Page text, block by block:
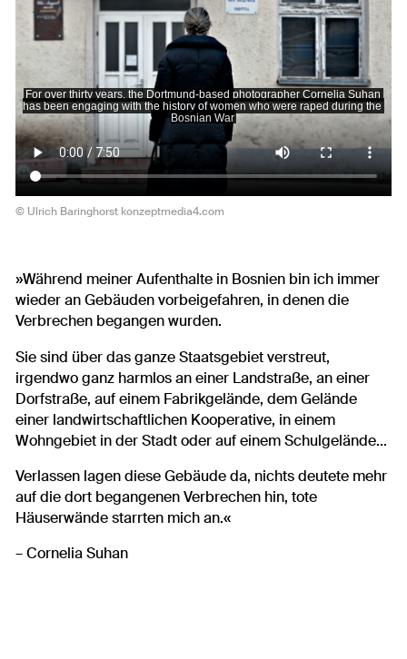
© Ulrich Baringhorst konzeptmedia4.com
»Während meiner Aufenthalte in Bosnien bin ich immer
wieder an Gebäuden vorbeigefahren, in denen die
Verbrechen begangen wurden.
Sie sind über das ganze Staatsgebiet verstreut,
irgendwo ganz harmlos an einer Landstraße, an einer
Dorfstraße, auf einem Fabrikgelände, dem Gelände
einer landwirtschaftlichen Kooperative, in einem
Wohngebiet in der Stadt oder auf einem Schulgelände...
Verlassen lagen diese Gebäude da, nichts deutete mehr
auf die dort begangenen Verbrechen hin, tote
Häuserwände starrten mich an.«
– Cornelia Suhan